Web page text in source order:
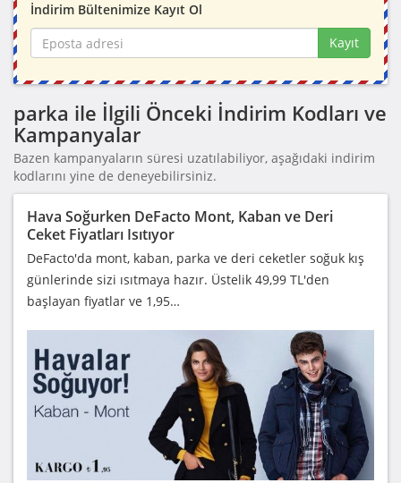
İndirim Bültenimize Kayıt Ol
Kayıt
parka ile İlgili Önceki İndirim Kodları ve
Kampanyalar
Bazen kampanyaların süresi uzatılabiliyor, aşağıdaki indirim
kodlarını yine de deneyebilirsiniz.
Hava Soğurken DeFacto Mont, Kaban ve Deri
Ceket Fiyatları Isıtıyor
DeFacto'da mont, kaban, parka ve deri ceketler soğuk kış
günlerinde sizi ısıtmaya hazır. Üstelik 49,99 TL'den
başlayan fiyatlar ve 1,95…